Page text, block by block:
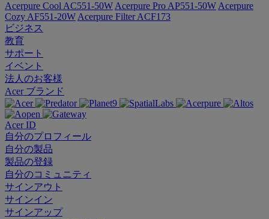
Acerpure Cool AC551-50W Acerpure Pro AP551-50W Acerpure
Cozy AF551-20W Acerpure Filter ACF173
ビジネス
教育
サポート
イベント
法人のお客様
Acer ブランド
Acer ID
自分のプロフィール
自分の製品
製品の登録
自分のコミュニティ
サインアウト
サインイン
サインアップ